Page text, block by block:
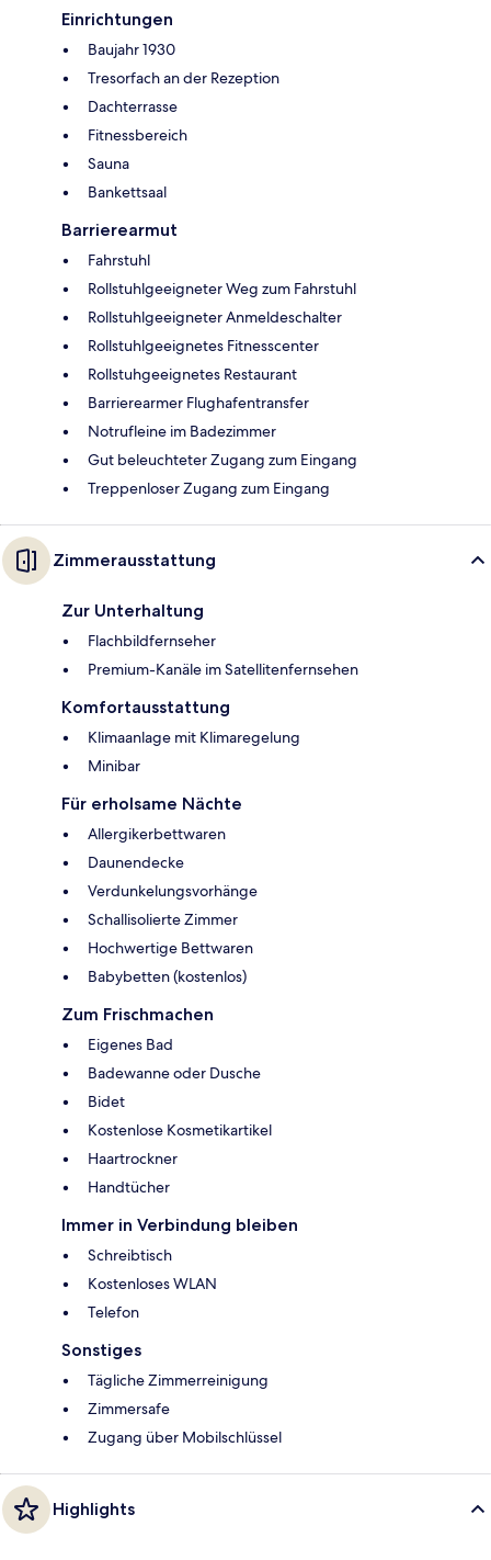
Einrichtungen
Baujahr 1930
Tresorfach an der Rezeption
Dachterrasse
Fitnessbereich
Sauna
Bankettsaal
Barrierearmut
Fahrstuhl
Rollstuhlgeeigneter Weg zum Fahrstuhl
Rollstuhlgeeigneter Anmeldeschalter
Rollstuhlgeeignetes Fitnesscenter
Rollstuhgeeignetes Restaurant
Barrierearmer Flughafentransfer
Notrufleine im Badezimmer
Gut beleuchteter Zugang zum Eingang
Treppenloser Zugang zum Eingang
Zimmerausstattung
Zur Unterhaltung
Flachbildfernseher
Premium-Kanäle im Satellitenfernsehen
Komfortausstattung
Klimaanlage mit Klimaregelung
Minibar
Für erholsame Nächte
Allergikerbettwaren
Daunendecke
Verdunkelungsvorhänge
Schallisolierte Zimmer
Hochwertige Bettwaren
Babybetten (kostenlos)
Zum Frischmachen
Eigenes Bad
Badewanne oder Dusche
Bidet
Kostenlose Kosmetikartikel
Haartrockner
Handtücher
Immer in Verbindung bleiben
Schreibtisch
Kostenloses WLAN
Telefon
Sonstiges
Tägliche Zimmerreinigung
Zimmersafe
Zugang über Mobilschlüssel
Highlights